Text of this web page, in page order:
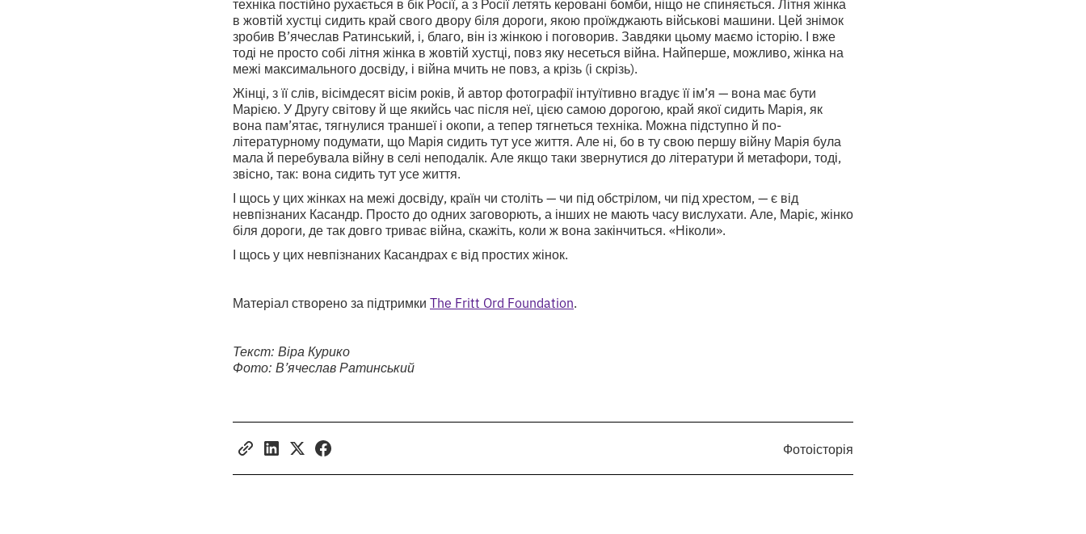
в жовтій хустці сидить край свого двору біля дороги, якою проїжджають військові машини. Цей знімок
зробив В’ячеслав Ратинський, і, благо, він із жінкою і поговорив. Завдяки цьому маємо історію. І вже
тоді не просто собі літня жінка в жовтій хустці, повз яку несеться війна. Найперше, можливо, жінка на
межі максимального досвіду, і війна мчить не повз, а крізь (і скрізь).
Жінці, з її слів, вісімдесят вісім років, й автор фотографії інтуїтивно вгадує її ім’я — вона має бути
Марією. У Другу світову й ще якийсь час після неї, цією самою дорогою, край якої сидить Марія, як
вона пам’ятає, тягнулися траншеї і окопи, а тепер тягнеться техніка. Можна підступно й по-
літературному подумати, що Марія сидить тут усе життя. Але ні, бо в ту свою першу війну Марія була
мала й перебувала війну в селі неподалік. Але якщо таки звернутися до літератури й метафори, тоді,
звісно, так: вона сидить тут усе життя.
І щось у цих жінках на межі досвіду, країн чи століть — чи під обстрілом, чи під хрестом, — є від
невпізнаних Касандр. Просто до одних заговорють, а інших не мають часу вислухати. Але, Маріє, жінко
біля дороги, де так довго триває війна, скажіть, коли ж вона закінчиться. «Ніколи».
І щось у цих невпізнаних Касандрах є від простих жінок.
Матеріал створено за підтримки The Fritt Ord Foundation.
Текст: Віра Курико
Фото: В’ячеслав Ратинський
Фотоісторія